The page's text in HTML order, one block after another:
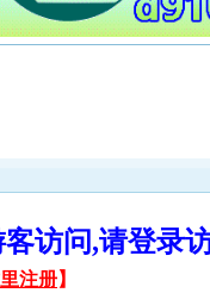
客访问,请登
注册】